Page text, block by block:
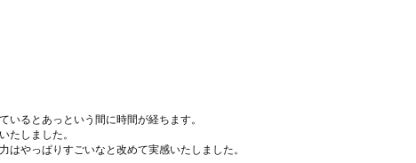
るとあっという間に時間が経ちます。
たしました。
やっぱりすごいなと改めて実感いたしました。